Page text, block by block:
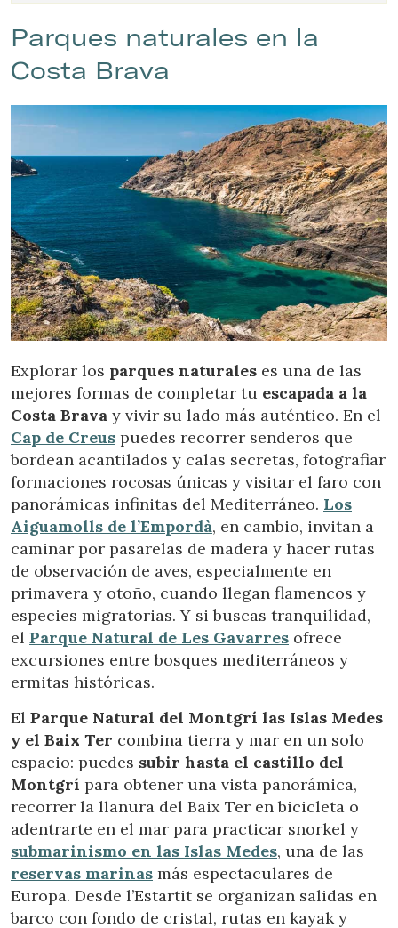
Gérer ma réservation
Parques naturales en la
Costa Brava
Explorar los parques naturales es una de las
mejores formas de completar tu escapada a la
Costa Brava y vivir su lado más auténtico. En el
Cap de Creus puedes recorrer senderos que
bordean acantilados y calas secretas, fotografiar
formaciones rocosas únicas y visitar el faro con
panorámicas infinitas del Mediterráneo. Los
Aiguamolls de l’Empordà, en cambio, invitan a
caminar por pasarelas de madera y hacer rutas
de observación de aves, especialmente en
primavera y otoño, cuando llegan flamencos y
especies migratorias. Y si buscas tranquilidad,
el Parque Natural de Les Gavarres ofrece
excursiones entre bosques mediterráneos y
ermitas históricas.
El Parque Natural del Montgrí las Islas Medes
y el Baix Ter combina tierra y mar en un solo
espacio: puedes subir hasta el castillo del
Montgrí para obtener una vista panorámica,
recorrer la llanura del Baix Ter en bicicleta o
adentrarte en el mar para practicar snorkel y
submarinismo en las Islas Medes, una de las
reservas marinas más espectaculares de
Europa. Desde l’Estartit se organizan salidas en
barco con fondo de cristal, rutas en kayak y